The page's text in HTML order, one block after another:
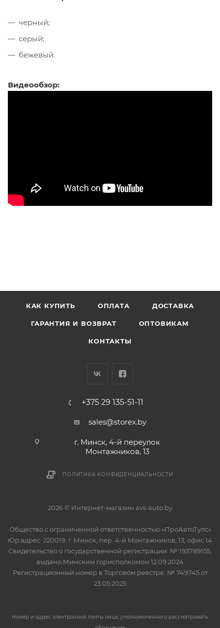
черный;
серый;
бежевый.
Видеообзор:
КАК КУПИТЬ ОПЛАТА ДОСТАВКА
ГАРАНТИЯ И ВОЗВРАТ ОПТОВИКАМ
КОНТАКТЫ
+375 29 135-51-11
sales@storex.by
г. Минск, 4-й переулок
Монтажников, 13
ПОЛИТИКА КОНФИДЕНЦИАЛЬНОСТИ
2026 © Интернет-магазин avs-auto.by
Общество с ограниченной ответственностью «ПроАвтоТулс»
Юр.адрес: 220019, г. Минск, пер. 4-й Монтажников, 13, офис 14
Свидетельство о государственной регистрации: № 193789155,
выдано Минским горисполкомом 12.09.2024
Регистрационный номер в Торговом реестре: № 749745 от
23.05.2025
Номер и адрес электронной почты лица, уполномоченного рассматривать